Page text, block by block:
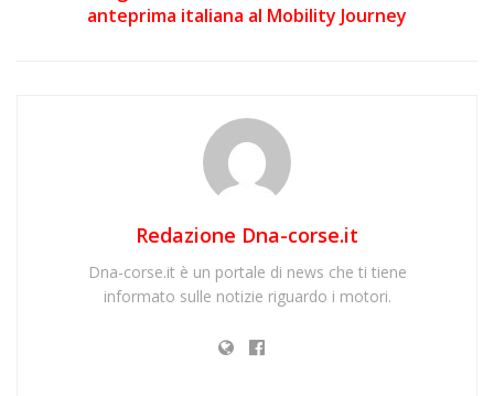
anteprima italiana al Mobility Journey
Redazione Dna-corse.it
Dna-corse.it è un portale di news che ti tiene
informato sulle notizie riguardo i motori.